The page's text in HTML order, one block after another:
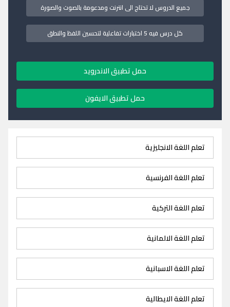
جميع الدروس لا تحتاج الى انترنت ومدعومة بالصوت والصورة
كل درس فيه 5 اختبارات تفاعلية لتحسين اللفظ والنطق
حمل تطبيق الاندرويد
حمل تطبيق الايفون
تعلم اللغة الانجليزية
تعلم اللغة الفرنسية
تعلم اللغة التركية
تعلم اللغة الالمانية
تعلم اللغة الاسبانية
تعلم اللغة الايطالية